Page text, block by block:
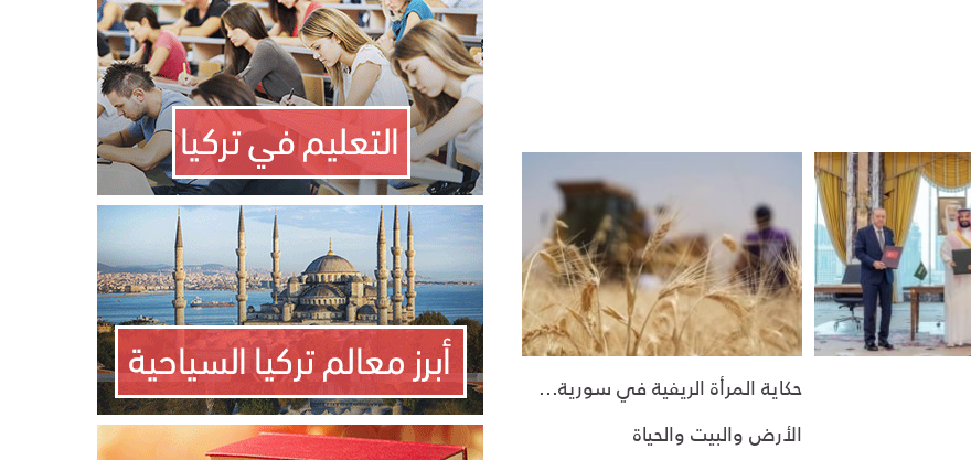
حكاية المرأة الريفية في سورية...
الأرض والبيت والحياة